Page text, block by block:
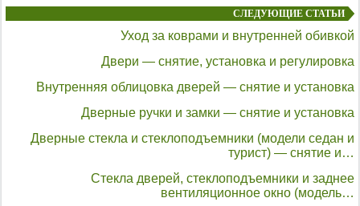
СЛЕДУЮЩИЕ СТАТЬИ
Уход за коврами и внутренней обивкой
Двери — снятие, установка и регулировка
Внутренняя облицовка дверей — снятие и установка
Дверные ручки и замки — снятие и установка
Дверные стекла и стеклоподъемники (модели седан и
турист) — снятие и…
Стекла дверей, стеклоподъемники и заднее
вентиляционное окно (модель…